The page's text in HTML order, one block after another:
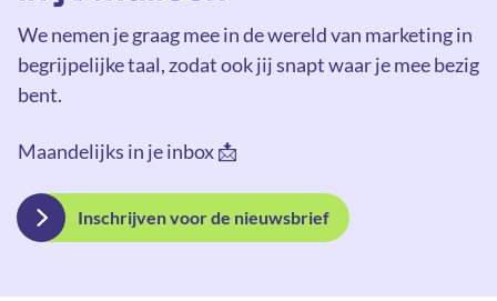
We nemen je graag mee in de wereld van marketing in
begrijpelijke taal, zodat ook jij snapt waar je mee bezig
bent.
Maandelijks in je inbox 📩
Inschrijven voor de nieuwsbrief